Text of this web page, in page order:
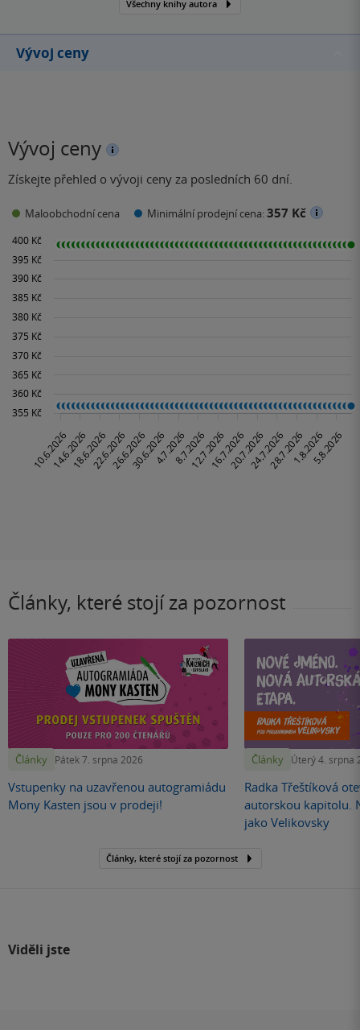
Všechny knihy autora
Vývoj ceny
Vývoj ceny
Získejte přehled o vývoji ceny za posledních 60 dní.
Maloobchodní cena Minimální prodejní cena:357 Kč
Články, které stojí za pozornost
Články Pátek 7. srpna 2026
Vstupenky na uzavřenou autogramiádu
Mony Kasten jsou v prodeji!
Články Úterý 4. srpna
Radka Třeštíková
autorskou kapitolu.
jako Velikovsky
Články, které stojí za pozornost
Viděli jste